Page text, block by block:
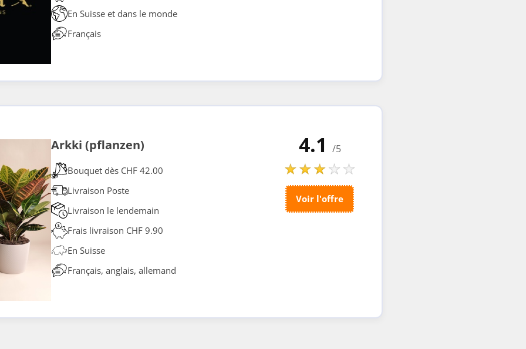
En Suisse et dans le monde
Français
Arkki (pflanzen)
Bouquet dès CHF 42.00
Livraison Poste
Livraison le lendemain
Frais livraison CHF 9.90
En Suisse
Français, anglais, allemand
4.1 /5
Voir l'offre